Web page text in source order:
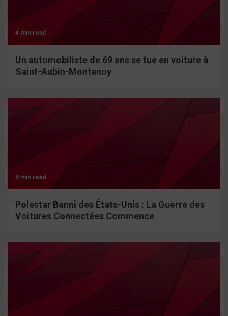
4 min read
Un automobiliste de 69 ans se tue en voiture à
Saint-Aubin-Montenoy
5 min read
Polestar Banni des États-Unis : La Guerre des
Voitures Connectées Commence